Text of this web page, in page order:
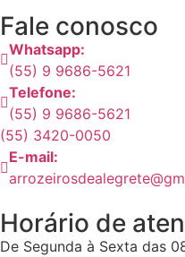
Fale conosco
Whatsapp:
(55) 9 9686-5621
Telefone:
(55) 9 9686-5621
(55) 3420-0050
E-mail:
Horário de
De Segunda à Sexta das